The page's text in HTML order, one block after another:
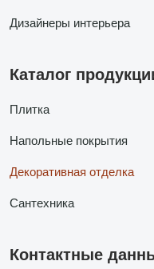
Дизайнеры интерьера
Каталог
Плитка
Напольные покрытия
Декоративная отделка
Сантехника
Контактные